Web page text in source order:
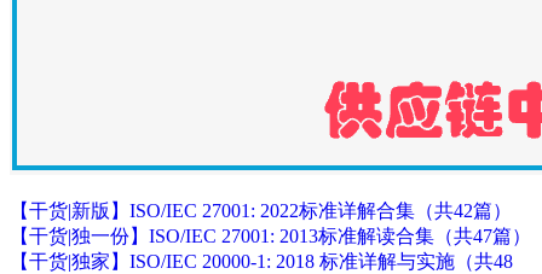
【干货|新版】ISO/IEC 27001: 2022标准详解合集（共42篇）
【干货|独一份】ISO/IEC 27001: 2013标准解读合集（共47篇）
【干货|独家】ISO/IEC 20000-1: 2018 标准详解与实施（共48